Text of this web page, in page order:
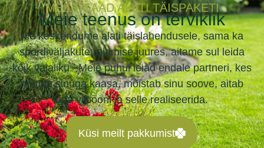
MEILT SAAD ALATI TÄISPAKETI
Meie teenus on terviklik
Me keskendume alati täislahendusele, sama ka
spordiväljakute rajamise juures, aitame sul leida
kõik vajaliku. Meie puhul leiad endale partneri, kes
mõtleb sinuga kaasa, mõistab sinu soove, aitab
luua visiooni ja selle realiseerida.
Küsi meilt pakkumist